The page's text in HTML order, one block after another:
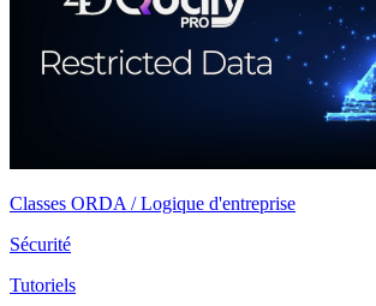
Classes ORDA / Logique d'entreprise
Sécurité
Tutoriels